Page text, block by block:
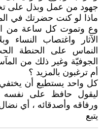
جهود من عمل وبذل على
ماذا لو كنت حضرتك في
وع وتموت كل ساعة من
الآثار واغتصاب
النماس على الحنطة
الجوفيّة وغير ذلك من
أم ترغبون بالمزيد ؟
كل واحد يستطيع أن يختفي
ليقول حافظ على نفسه
ورفاقه وأصدقائه ، أي
يتبع